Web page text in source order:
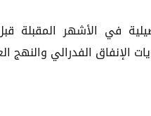
في الأشهر
الإنفاق الفدرالي والنهج